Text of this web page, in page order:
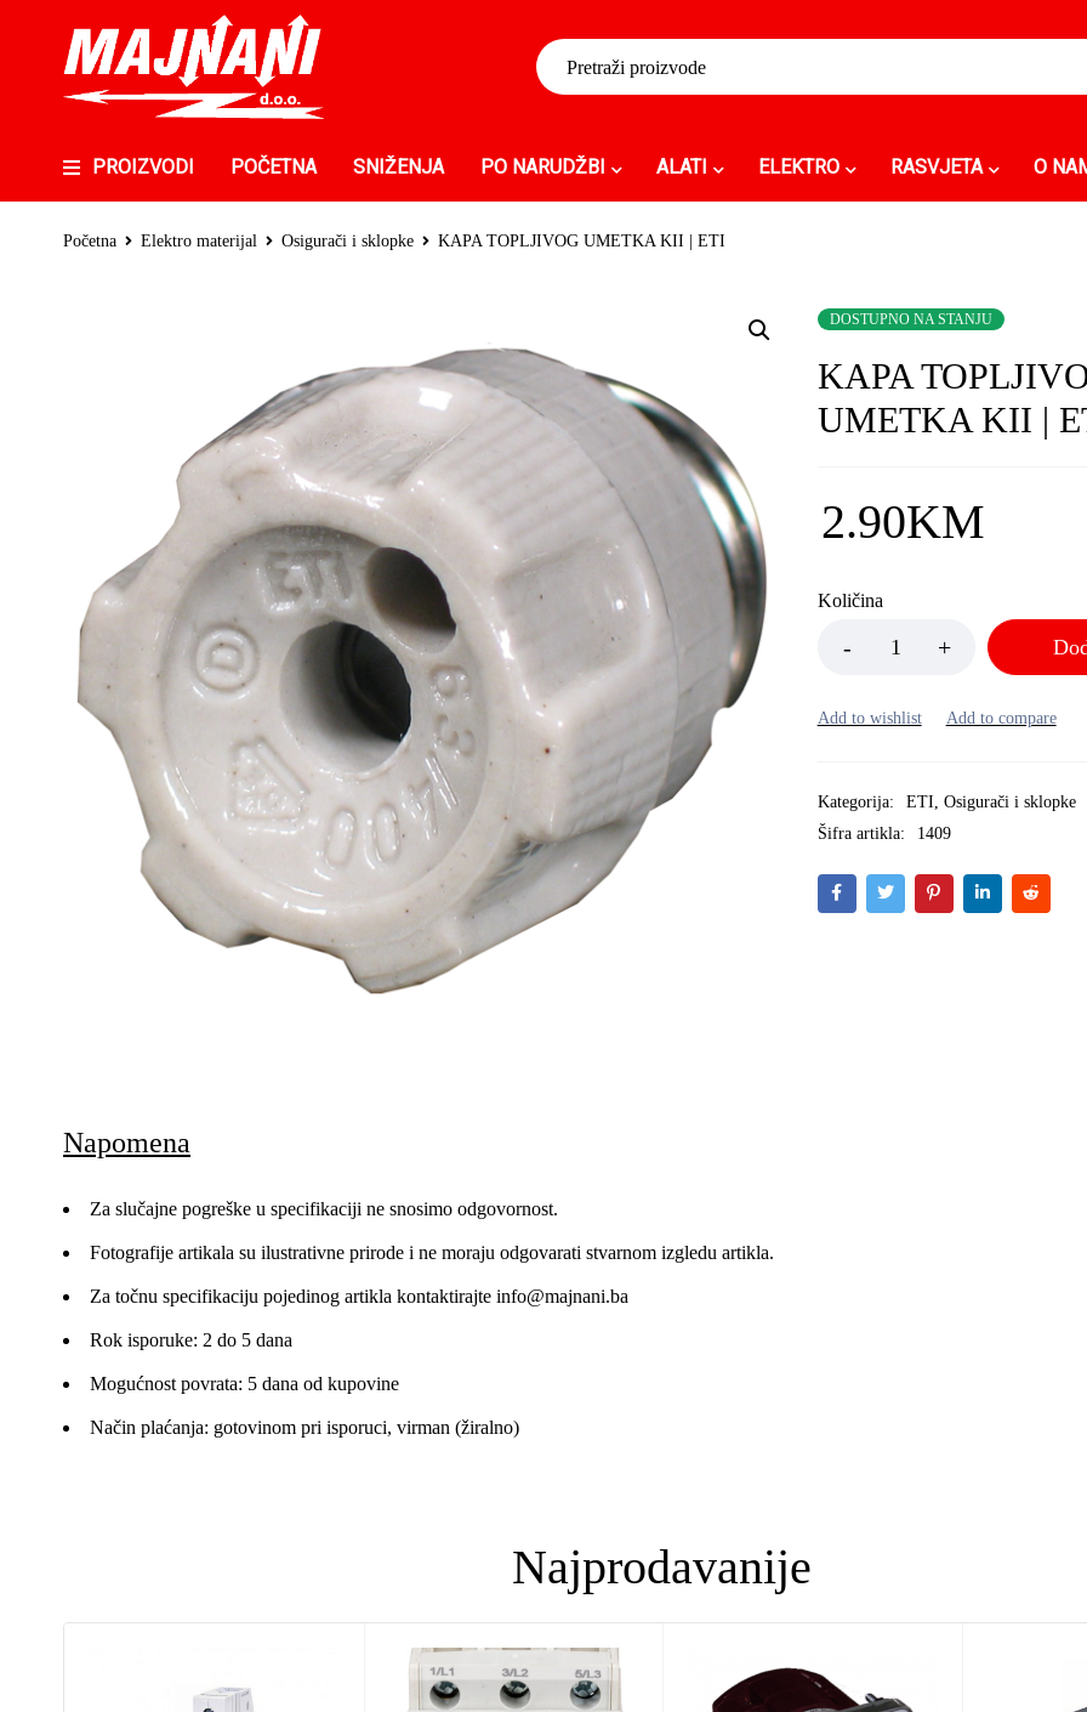
PROIZVODI POČETNA SNIŽENJA PO NARUDŽBI ALATI ELEKTRO RASVJETA O
Početna Elektro materijal Osigurači i sklopke KAPA TOPLJIVOG UMETKA KII | ETI
DOSTUPNO NA STANJU
KAPA
UMETKA KII |
2.90KM
Količina
Kategorija: ETI, Osigurači i sklopke
Šifra artikla:
1409
Napomena
Za slučajne pogreške u specifikaciji ne snosimo odgovornost.
Fotografije artikala su ilustrativne prirode i ne moraju odgovarati stvarnom izgledu artikla.
Za točnu specifikaciju pojedinog artikla kontaktirajte info@majnani.ba
Rok isporuke: 2 do 5 dana
Mogućnost povrata: 5 dana od kupovine
Način plaćanja: gotovinom pri isporuci, virman (žiralno)
Najprodavanije